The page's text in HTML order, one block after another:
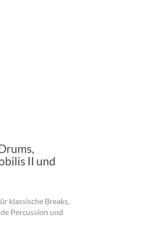
II und
klassische Breaks,
Percussion und